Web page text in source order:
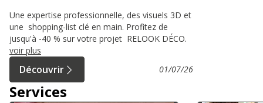
Une expertise professionnelle, des visuels 3D et
une shopping-list clé en main. Profitez de
jusqu'à -40 % sur votre projet RELOOK DÉCO.
voir plus
Découvrir 01/07/26
Services